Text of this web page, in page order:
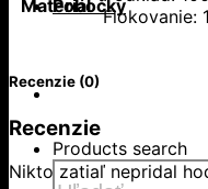
Pobočky
Products search
Materiál Flokovanie:
Recenzie (0)
Recenzie
Nikto zatiaľ nepridal